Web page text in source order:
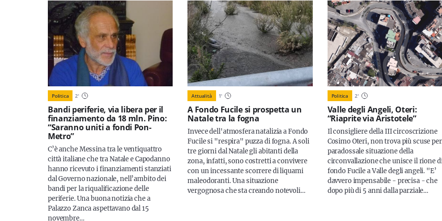
Politica 2'
Bandi periferie, via libera per il
finanziamento da 18 mln. Pino:
“Saranno uniti a fondi Pon-
Metro”
C’è anche Messina tra le ventiquattro
città italiane che tra Natale e Capodanno
hanno ricevuto i finanziamenti stanziati
dal Governo nazionale, nell’ambito dei
bandi per la riqualificazione delle
periferie. Una buona notizia che a
Palazzo Zanca aspettavano dal 15
novembre…
Attualità 1'
A Fondo Fucile si prospetta un
Natale tra la fogna
Invece dell'atmosfera natalizia a Fondo
Fucile si "respira" puzza di fogna. A soli
tre giorni dal Natale gli abitanti della
zona, infatti, sono costretti a convivere
con un incessante scorrere di liquami
maleodoranti. Una situazione
vergognosa che sta creando notevoli…
Politica 2'
Valle degli Angeli, Oteri:
“Riaprite via Aristotele”
Il consigliere della III circoscrizione
Cosimo Oteri, non trova più scuse
paradossale situazione della
circonvallazione che unisce il rione
fondo Fucile a Valle degli angeli. "E’
davvero impensabile - precisa - che
dopo più di 5 anni dalla parziale…